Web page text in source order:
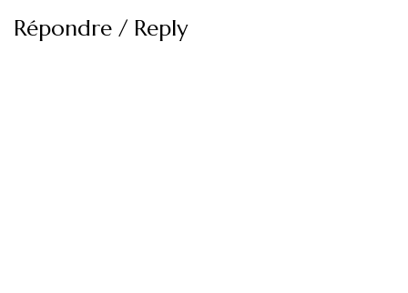
Répondre / Reply